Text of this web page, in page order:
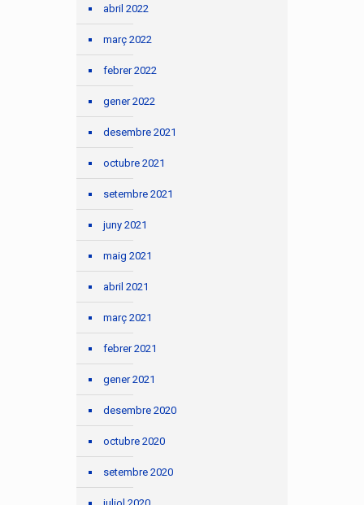
abril 2022
març 2022
febrer 2022
gener 2022
desembre 2021
octubre 2021
setembre 2021
juny 2021
maig 2021
abril 2021
març 2021
febrer 2021
gener 2021
desembre 2020
octubre 2020
setembre 2020